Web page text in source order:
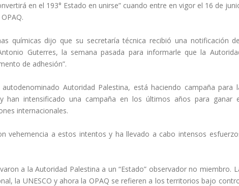
en el 193° Estado en unirse” cuando entre en vigor el 16 de
químicas dijo que su secretaría técnica recibió una notificación
Guterres, la semana pasada para informarle que la
de adhesión”.
Autoridad Palestina, está haciendo campaña para
han intensificado una campaña en los últimos años para ganar
internacionales.
vehemencia a estos intentos y ha llevado a cabo intensos
a la Autoridad Palestina a un “Estado” observador no miembro.
la UNESCO y ahora la OPAQ se refieren a los territorios bajo